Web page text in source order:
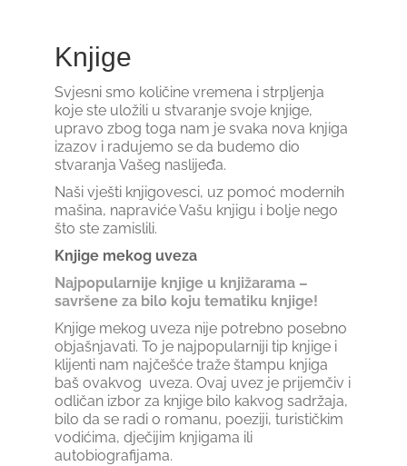
Knjige
Svjesni smo količine vremena i strpljenja
koje ste uložili u stvaranje svoje knjige,
upravo zbog toga nam je svaka nova knjiga
izazov i radujemo se da budemo dio
stvaranja Vašeg naslijeđa.
Naši vješti knjigovesci, uz pomoć modernih
mašina, napraviće Vašu knjigu i bolje nego
što ste zamislili.
Knjige mekog uveza
Najpopularnije knjige u knjižarama –
savršene za bilo koju tematiku knjige!
Knjige mekog uveza nije potrebno posebno
objašnjavati. To je najpopularniji tip knjige i
klijenti nam najčešće traže štampu knjiga
baš ovakvog uveza. Ovaj uvez je prijemčiv i
odličan izbor za knjige bilo kakvog sadržaja,
bilo da se radi o romanu, poeziji, turističkim
vodićima, dječijim knjigama ili
autobiografijama.